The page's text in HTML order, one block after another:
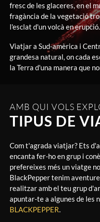
fresc de les glaceres, en el
fragància de la vegetació
l'esclat d'un volcà en erupció.
Viatjar a Sud-amèrica i
grandesa natural, on cada
la Terra d'una manera que
AMB QUI VOLS
TIPUS DE
Com t'agrada viatjar? Ets
encanta fer-ho en grup i
prefereixes més un viatge
BlackPepper tenim
realitzar amb el teu grup
apuntar-te a algunes de les
BLACKPEPPER.